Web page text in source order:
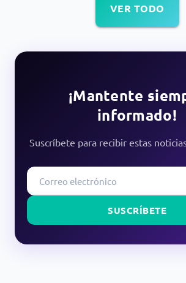
VER TODO
¡Mantente
informado!
Suscríbete para recibir estas
SUSCRÍBETE